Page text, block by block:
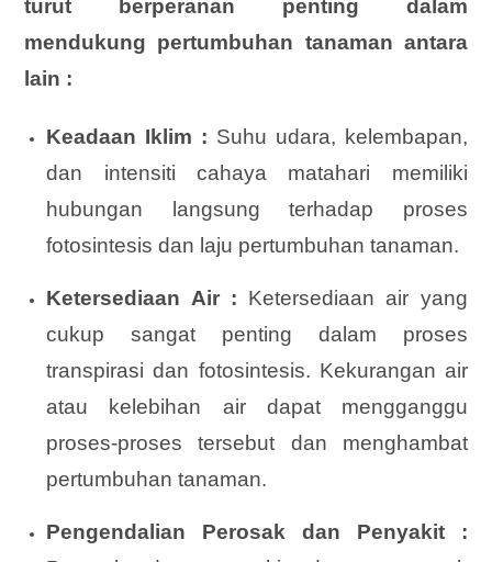
turut berperanan penting dalam
mendukung pertumbuhan tanaman antara
lain :
Keadaan Iklim : Suhu udara, kelembapan,
dan intensiti cahaya matahari memiliki
hubungan langsung terhadap proses
fotosintesis dan laju pertumbuhan tanaman.
Ketersediaan Air : Ketersediaan air yang
cukup sangat penting dalam proses
transpirasi dan fotosintesis. Kekurangan air
atau kelebihan air dapat mengganggu
proses-proses tersebut dan menghambat
pertumbuhan tanaman.
Pengendalian Perosak dan Penyakit :